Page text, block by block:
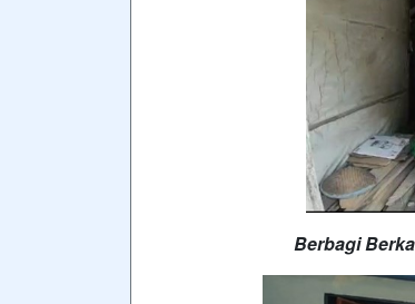
Berbagi